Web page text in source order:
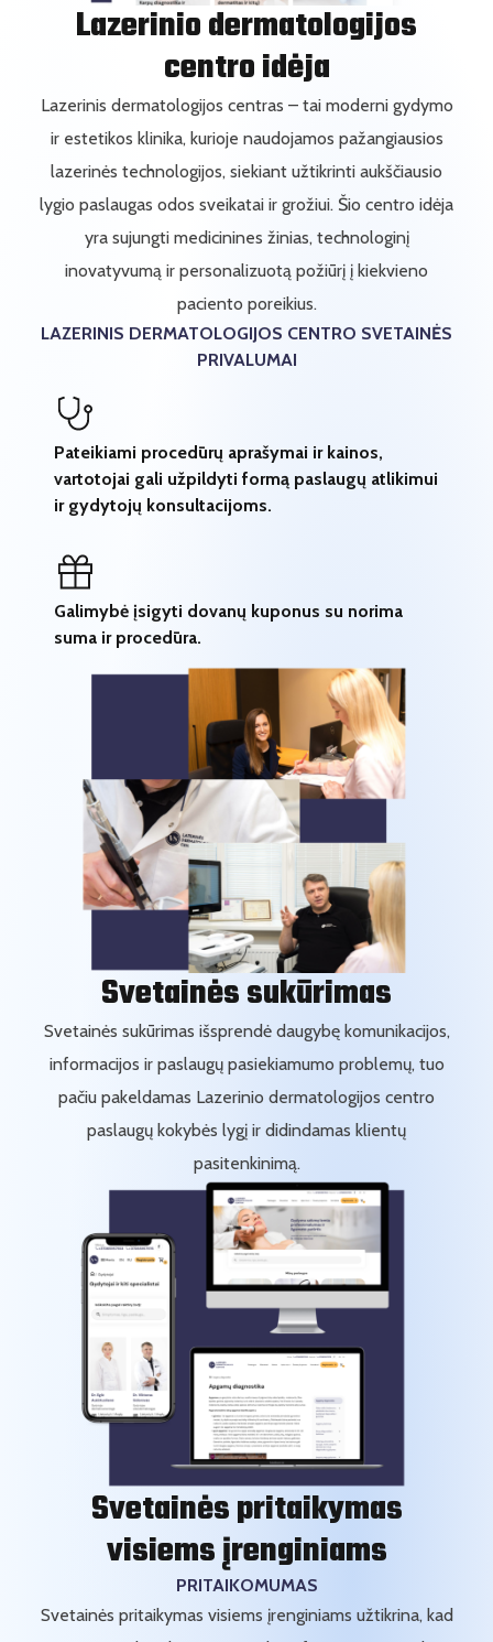
Lazerinio dermatologijos
centro idėja
Lazerinis dermatologijos centras – tai moderni gydymo
ir estetikos klinika, kurioje naudojamos pažangiausios
lazerinės technologijos, siekiant užtikrinti aukščiausio
lygio paslaugas odos sveikatai ir grožiui. Šio centro idėja
yra sujungti medicinines žinias, technologinį
inovatyvumą ir personalizuotą požiūrį į kiekvieno
paciento poreikius.
LAZERINIS DERMATOLOGIJOS CENTRO SVETAINĖS
PRIVALUMAI
Pateikiami procedūrų aprašymai ir kainos,
vartotojai gali užpildyti formą paslaugų atlikimui
ir gydytojų konsultacijoms.
Galimybė įsigyti dovanų kuponus su norima
suma ir procedūra.
Svetainės sukūrimas
Svetainės sukūrimas išsprendė daugybę komunikacijos,
informacijos ir paslaugų pasiekiamumo problemų, tuo
pačiu pakeldamas Lazerinio dermatologijos centro
paslaugų kokybės lygį ir didindamas klientų
pasitenkinimą.
Svetainės pritaikymas
visiems įrenginiams
PRITAIKOMUMAS
Svetainės pritaikymas visiems įrenginiams užtikrina, kad